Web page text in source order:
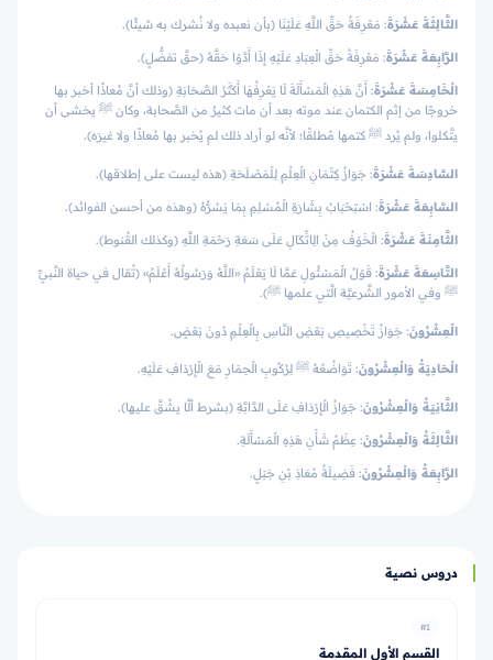
الثَّالِثَةَ عَشْرَةَ: مَعْرِفَةُ حَقِّ اللَّهِ عَلَيْنَا (بأن نعبده ولا نُشرك به شيئًا).
الرَّابِعَةَ عَشْرَةَ: مَعْرِفَةُ حَقِّ الْعِبَادِ عَلَيْهِ إِذَا أَدَّوْا حَقَّهُ (حقَّ تفضُّلٍ).
الْخَامِسَةَ عَشْرَةَ: أَنَّ هَذِهِ الْمَسْأَلَةَ لَا يَعْرِفُهَا أَكْثَرُ الصَّحَابَةِ (وذلك أنَّ مُعاذًا أخبر بها
خروجًا من إثم الكتمان عند موته بعد أن مات كثيرٌ من الصَّحابة، وكان ﷺ يخشى أن
يتَّكلوا، ولم يُرد ﷺ كتمها مُطلقًا؛ لأنَّه لو أراد ذلك لم يُخبر بها مُعاذًا ولا غيرَه).
السَّادِسَةَ عَشْرَةَ: جَوَازُ كِتْمَانِ الْعِلْمِ لِلْمَصْلَحَةِ (هذه ليست على إطلاقها).
السَّابِعَةَ عَشْرَةَ: اسْتِحْبَابُ بِشَارَةِ الْمُسْلِمِ بِمَا يَسُرُّهُ (وهذه من أحسن الفوائد).
الثَّامِنَةَ عَشْرَةَ: الْخَوْفُ مِنْ الِاتِّكَالِ عَلَى سَعَةِ رَحْمَةِ اللَّهِ (وكذلك القُنوط).
التَّاسِعَةَ عَشْرَةَ: قَوْلُ الْمَسْئُولِ عَمَّا لَا يَعْلَمُ «اللَّهُ وَرَسُولُهُ أَعْلَمُ» (تُقال في حياة النَّبيِّ
ﷺ وفي الأمور الشَّرعيَّة الَّتي علمها ﷺ).
الْعِشْرُونَ: جَوَازُ تَخْصِيصِ بَعْضِ النَّاسِ بِالْعِلْمِ دُونَ بَعْضٍ.
الْحَادِيَةُ وَالْعِشْرُونَ: تَوَاضُعُهُ ﷺ لِرُكُوبِ الْحِمَارِ مَعَ الْإِرْدَافِ عَلَيْهِ.
الثَّانِيَةُ وَالْعِشْرُونَ: جَوَازُ الْإِرْدَافِ عَلَى الدَّابَّةِ (بشرط ألَّا يشُقَّ عليها).
الثَّالِثَةُ وَالْعِشْرُونَ: عِظَمُ شَأْنِ هَذِهِ الْمَسْأَلَةِ.
الرَّابِعَةُ وَالْعِشْرُونَ: فَضِيلَةُ مُعَاذِ بْنِ جَبَلٍ.
دروس نصية
#1
القسم الأول المقدمة